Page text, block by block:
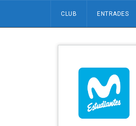
CLUB ENTRADES